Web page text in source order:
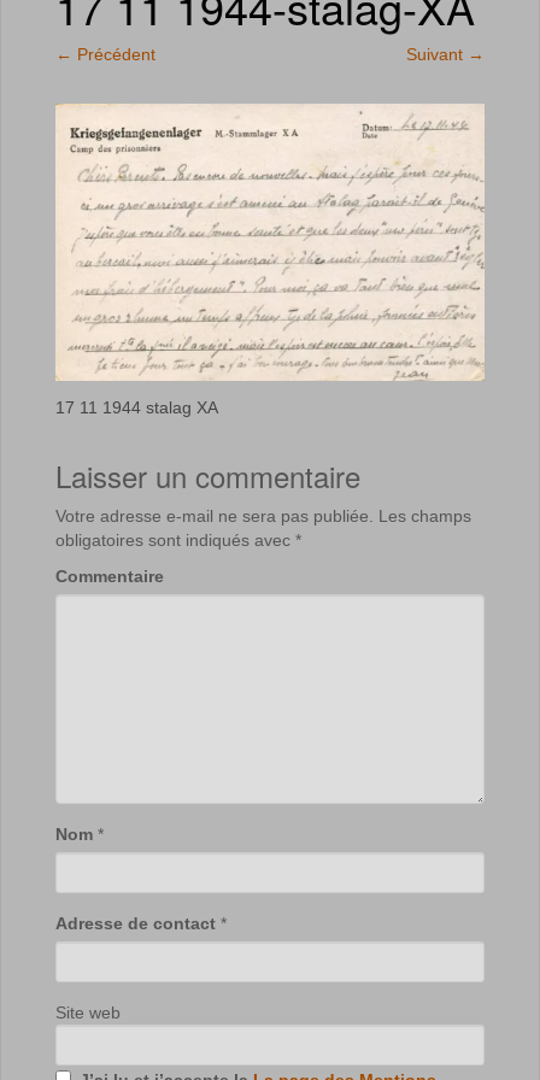
← Précédent Suivant →
17 11 1944 stalag XA
Laisser un commentaire
Votre adresse e-mail ne sera pas publiée.
Les champs
obligatoires sont indiqués avec *
Commentaire
Nom *
Adresse de contact *
Site web